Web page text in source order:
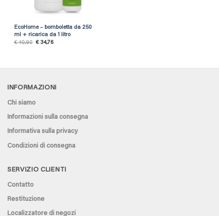
EcoHome – bomboletta da 250
ml + ricarica da 1 litro
€40,90 Original
€34,76Current
INFORMAZIONI
Chi siamo
Informazioni sulla consegna
Informativa sulla privacy
Condizioni di consegna
SERVIZIO CLIENTI
Contatto
Restituzione
Localizzatore di negozi